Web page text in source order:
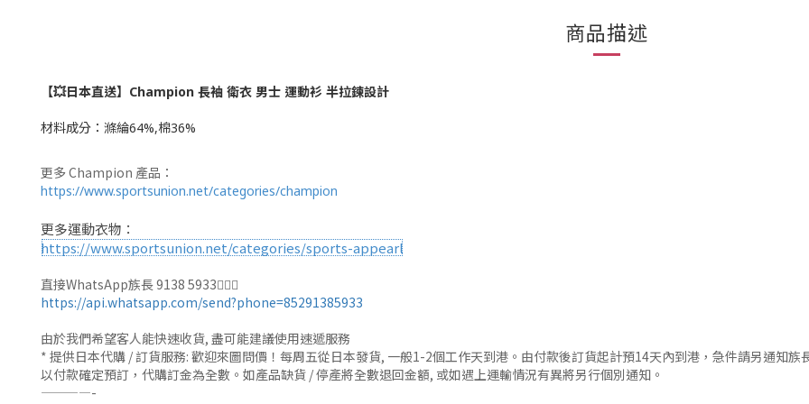
商品描述
【💥日本直送】Champion 長袖 衛衣 男士 運動衫 半拉鍊設計
材料成分： 滌綸64%,棉36%
更多 Champion 產品：
https://www.sportsunion.net/categories/champion
更多運動衣物：
https://www.sportsunion.net/categories/sports-appearl
直接WhatsApp族長 9138 5933🙆🏻‍♂
https://api.whatsapp.com/send?phone=85291385933
由於我們希望客人能快速收貨, 盡可能建議使用速遞服務
* 提供日本代購 / 訂貨服務: 歡迎來圖問價！每周五從日本發貨, 一般1-2個工作天到港。由付款後訂貨起計預14天內到港，急件請另通知族
以付款確定預訂，代購訂金為全數。如產品缺貨 / 停產將全數退回金額, 或如遇上運輸情況有異將另行個別通知。
————-